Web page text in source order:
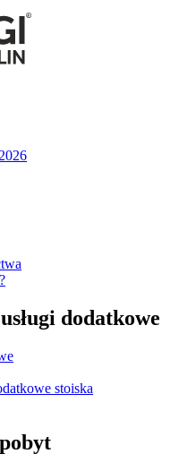
dodatkowe
stoiska